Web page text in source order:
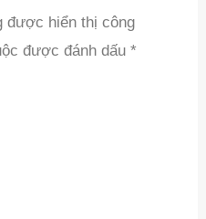
được hiển thị công
được đánh dấu *